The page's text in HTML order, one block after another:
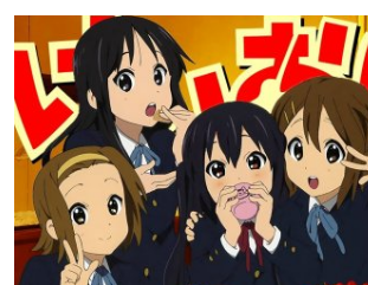
İletişim
Genel
Anime Önerileri
Kore Dünyası
Anime Karakterleri